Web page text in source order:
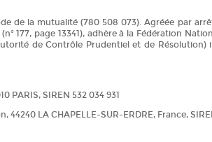
de la mutualité (780 508 073). Agréée par
177, page 13341), adhère à la Fédération
de Contrôle Prudentiel et de Résolution)
PARIS, SIREN 532 034 931
LA CHAPELLE-SUR-ERDRE, France,